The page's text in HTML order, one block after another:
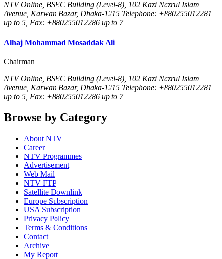
NTV Online, BSEC Building (Level-8), 102 Kazi Nazrul Islam
Avenue, Karwan Bazar, Dhaka-1215 Telephone: +880255012281
up to 5, Fax: +880255012286 up to 7
Alhaj Mohammad Mosaddak Ali
Chairman
NTV Online, BSEC Building (Level-8), 102 Kazi Nazrul Islam
Avenue, Karwan Bazar, Dhaka-1215 Telephone: +880255012281
up to 5, Fax: +880255012286 up to 7
Browse by Category
About NTV
Career
NTV Programmes
Advertisement
Web Mail
NTV FTP
Satellite Downlink
Europe Subscription
USA Subscription
Privacy Policy
Terms & Conditions
Contact
Archive
My Report